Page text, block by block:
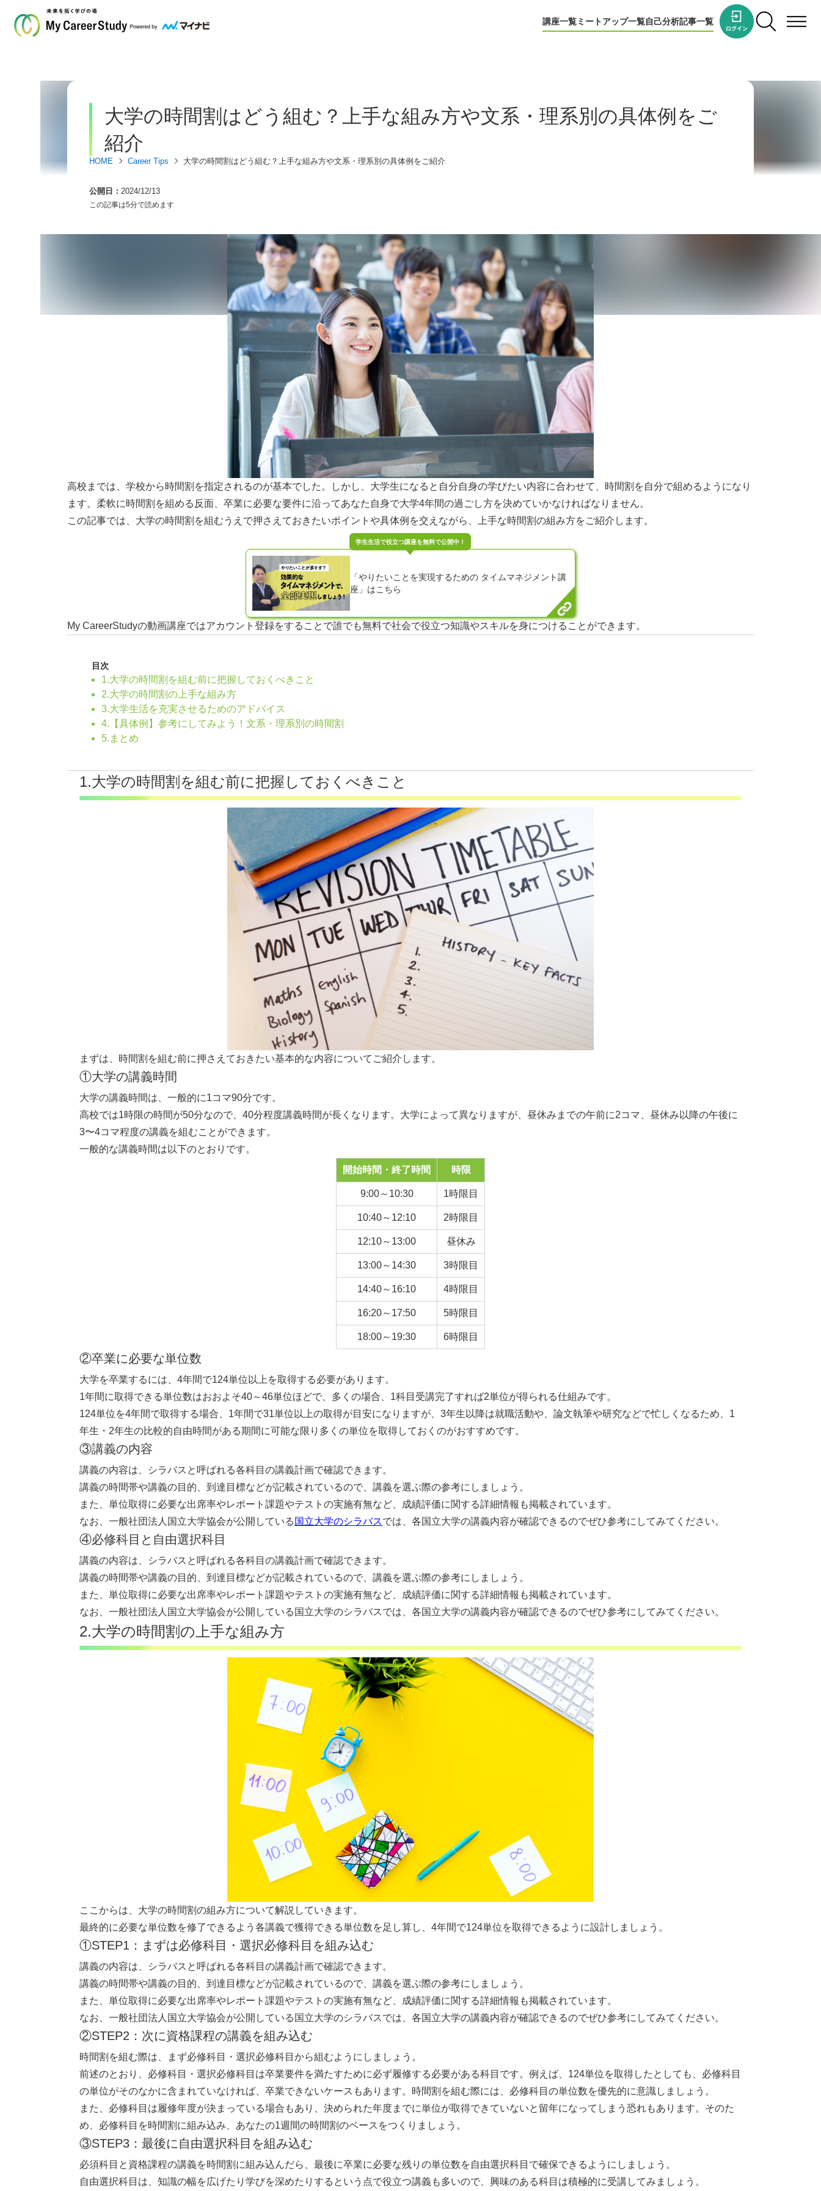
講座一覧ミートアップ一覧自己分析記事一覧
大学の時間割はどう組む？上手な組み方や文系・理系別の具体例をご
紹介
HOME Career Tips 大学の時間割はどう組む？上手な組み方や文系・理系別の具体例をご紹介
公開日 2024/12/13
この記事は5分で読めます
高校までは、学校から時間割を指定されるのが基本でした。しかし、大学生になると自分自身の学びたい内容に合わせて、時間割を自分で組めるようになり
ます。柔軟に時間割を組める反面、卒業に必要な要件に沿ってあなた自身で大学4年間の過ごし方を決めていかなければなりません。
この記事では、大学の時間割を組むうえで押さえておきたいポイントや具体例を交えながら、上手な時間割の組み方をご紹介します。
「やりたいことを実現するための タイムマネジメント講
座」はこちら
My CareerStudyの動画講座ではアカウント登録をすることで誰でも無料で社会で役立つ知識やスキルを身につけることができます。
目次
1.大学の時間割を組む前に把握しておくべきこと
2.大学の時間割の上手な組み方
3.大学生活を充実させるためのアドバイス
4.【具体例】参考にしてみよう！文系・理系別の時間割
5.まとめ
1.大学の時間割を組む前に把握しておくべきこと
まずは、時間割を組む前に押さえておきたい基本的な内容についてご紹介します。
①大学の講義時間
大学の講義時間は、一般的に1コマ90分です。
高校では1時限の時間が50分なので、40分程度講義時間が長くなります。大学によって異なりますが、昼休みまでの午前に2コマ、昼休み以降の午後に
3〜4コマ程度の講義を組むことができます。
一般的な講義時間は以下のとおりです。
開始時間・終了時間
時限
9:00～10:30 1時限目
10:40～12:10 2時限目
12:10～13:00 昼休み
13:00～14:30 3時限目
14:40～16:10 4時限目
16:20～17:50 5時限目
18:00～19:30 6時限目
②卒業に必要な単位数
大学を卒業するには、4年間で124単位以上を取得する必要があります。
1年間に取得できる単位数はおおよそ40～46単位ほどで、多くの場合、1科目受講完了すれば2単位が得られる仕組みです。
124単位を4年間で取得する場合、1年間で31単位以上の取得が目安になりますが、3年生以降は就職活動や、論文執筆や研究などで忙しくなるため、1
年生・2年生の比較的自由時間がある期間に可能な限り多くの単位を取得しておくのがおすすめです。
③講義の内容
講義の内容は、シラバスと呼ばれる各科目の講義計画で確認できます。
講義の時間帯や講義の目的、到達目標などが記載されているので、講義を選ぶ際の参考にしましょう。
また、単位取得に必要な出席率やレポート課題やテストの実施有無など、成績評価に関する詳細情報も掲載されています。
なお、一般社団法人国立大学協会が公開している 国立大学のシラバスでは、各国立大学の講義内容が確認できるのでぜひ参考にしてみてください。
④必修科目と自由選択科目
講義の内容は、シラバスと呼ばれる各科目の講義計画で確認できます。
講義の時間帯や講義の目的、到達目標などが記載されているので、講義を選ぶ際の参考にしましょう。
また、単位取得に必要な出席率やレポート課題やテストの実施有無など、成績評価に関する詳細情報も掲載されています。
なお、一般社団法人国立大学協会が公開している国立大学のシラバスでは、各国立大学の講義内容が確認できるのでぜひ参考にしてみてください。
2.大学の時間割の上手な組み方
ここからは、大学の時間割の組み方について解説していきます。
最終的に必要な単位数を修了できるよう各講義で獲得できる単位数を足し算し、4年間で124単位を取得できるように設計しましょう。
①STEP1：まずは必修科目・選択必修科目を組み込む
講義の内容は、シラバスと呼ばれる各科目の講義計画で確認できます。
講義の時間帯や講義の目的、到達目標などが記載されているので、講義を選ぶ際の参考にしましょう。
また、単位取得に必要な出席率やレポート課題やテストの実施有無など、成績評価に関する詳細情報も掲載されています。
なお、一般社団法人国立大学協会が公開している国立大学のシラバスでは、各国立大学の講義内容が確認できるのでぜひ参考にしてみてください。
②STEP2：次に資格課程の講義を組み込む
時間割を組む際は、まず必修科目・選択必修科目から組むようにしましょう。
前述のとおり、必修科目・選択必修科目は卒業要件を満たすために必ず履修する必要がある科目です。例えば、124単位を取得したとしても、必修科目
の単位がそのなかに含まれていなければ、卒業できないケースもあります。時間割を組む際には、必修科目の単位数を優先的に意識しましょう。
また、必修科目は履修年度が決まっている場合もあり、決められた年度までに単位が取得できていないと留年になってしまう恐れもあります。そのた
め、必修科目を時間割に組み込み、あなたの1週間の時間割のベースをつくりましょう。
③STEP3：最後に自由選択科目を組み込む
必須科目と資格課程の講義を時間割に組み込んだら、最後に卒業に必要な残りの単位数を自由選択科目で確保できるようにしましょう。
自由選択科目は、知識の幅を広げたり学びを深めたりするという点で役立つ講義も多いので、興味のある科目は積極的に受講してみましょう。